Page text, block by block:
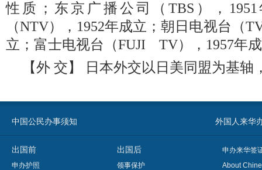
性质；东京广播公司（TBS），
（NTV），1952年成立；朝日电视台（
立；富士电视台（FUJI TV），1957年
【外 交】 日本外交以日美同盟为基轴
中国公民办事须知 外国人来华
出国前
申办护照
出国后
领事保护
申办来华签
About